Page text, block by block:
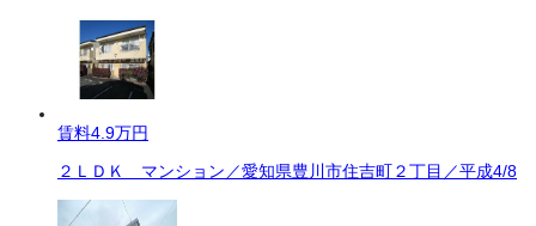
賃料4.9万円
２ＬＤＫ マンション／愛知県豊川市住吉町２丁目／平成4/8